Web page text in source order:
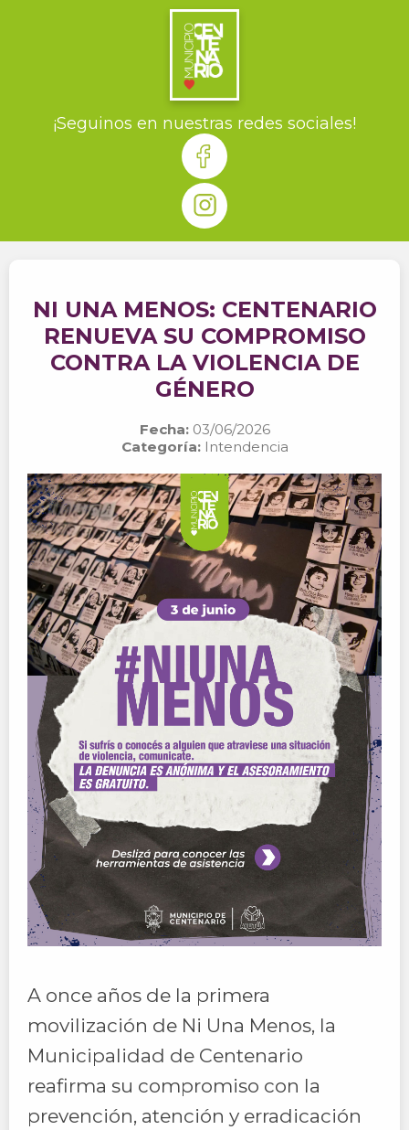
¡Seguinos en nuestras redes sociales!
NI UNA MENOS: CENTENARIO
RENUEVA SU COMPROMISO
CONTRA LA VIOLENCIA DE
GÉNERO
Fecha:03/06/2026
Categoría:Intendencia
A once años de la primera
movilización de Ni Una Menos, la
Municipalidad de Centenario
reafirma su compromiso con la
prevención, atención y erradicación